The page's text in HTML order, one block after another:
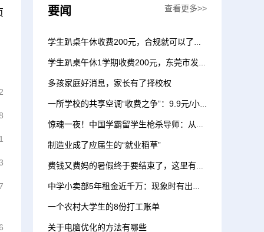
要闻 查看更多>>
学生趴桌午休收费200元，合规就可以了吗？
学生趴桌午休1学期收费200元，东莞市发改局：收费合理；教育局回应了
多孩家庭好消息，家长有了择校权
一所学校的共享空调“收费之争”：9.9元/小时！有家长喊贵，学校和运营商回应
惊魂一夜！中国学霸留学生枪杀导师：从「别人家的孩子」到杀人犯
制造业成了应届生的“就业稻草”
费钱又费妈的暑假终于要结束了，这里有一份家长们的“带娃账单”
中学小卖部5年租金近千万：现象时有出现，教育部有经营要求
一个农村大学生的8份打工账单
关于电脑优化的方法有哪些